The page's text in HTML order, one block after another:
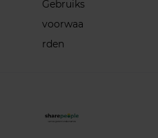
Gebruiks
voorwaa
rden